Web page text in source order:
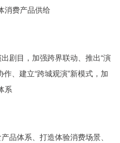
消费产品供给
剧目，加强跨界联动、推出“演
、建立“跨城观演”新模式，加
系
品体系、打造体验消费场景、